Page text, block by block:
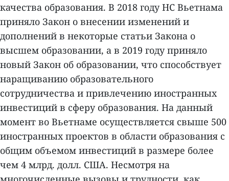
качества образования. В 2018 году НС Вьетнама
приняло Закон о внесении изменений и
дополнений в некоторые статьи Закона о
высшем образовании, а в 2019 году приняло
новый Закон об образовании, что способствует
наращиванию образовательного
сотрудничества и привлечению иностранных
инвестиций в сферу образования. На данный
момент во Вьетнаме осуществляется свыше 500
иностранных проектов в области образования с
общим объемом инвестиций в размере более
чем 4 млрд. долл. США. Несмотря на